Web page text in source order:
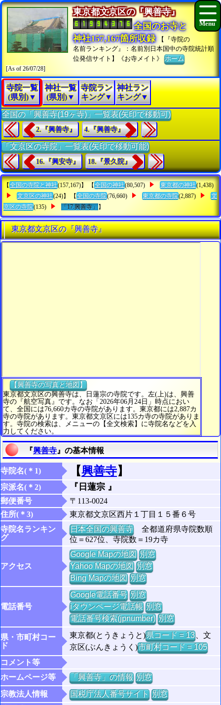
東京都文京区の『興善寺』
全国のお寺と
神社157,167箇所収録
【『寺院の
名前ランキング』：名前別日本国中の寺院統計順
位発信サイト】《お寺メイト》ホーム
[As of 26/07/28]
寺院一覧
(県別)▼
神社一覧
(県別)▼
寺院ラン
キング▼
神社ラン
キング▼
全国の「興善寺(19ヶ寺)」一覧表(矢印で移動可)
2.『興善寺』 4.『興善寺』
「文京区の寺院」一覧表(矢印で移動可能)
16.『興安寺』 18.『景久院』
【 全国の寺院と神社(157,167)】 【 全国の神社(80,507) 東京都の神社(1,438)
文京区の神社(24)】 【 全国の寺院(76,660) 東京都の寺院(2,887)
文
京区の寺院(135) 「17.興善寺」 】
東京都文京区の『興善寺』
【興善寺の写真と地図】
東京都文京区の興善寺は、日蓮宗の寺院です。左(上)は、興善
寺の『航空写真』です。なお「2026年06月24日」時点におい
て、全国には76,660カ寺の寺院があります。東京都には2,887カ
寺の寺院があります。東京都文京区には135カ寺の寺院がありま
す。寺院の検索は、メニューの【全文検索】に寺院名などを入
力してください。
『興善寺 』の基本情報
寺院名(＊1) 【興善寺】
宗派名(＊2) 『日蓮宗 』
郵便番号
〒113-0024
住所(＊3)
東京都文京区西片１丁目１５番６号
寺院名ランキン
グ
日本全国の興善寺全都道府県寺院数順
位＝627位、寺院数＝19カ寺
アクセス
Google Mapの地図 別窓
Yahoo Mapの地図 別窓
Bing Mapの地図 別窓
電話番号
Google電話番号 別窓
iタウンページ電話帳 別窓
電話番号検索(jpnumber) 別窓
県・市町村コー
ド
東京都(とうきょうと)県コード = 13、文
京区(ぶんきょうく)市町村コード = 105
コメント等
ホームページ等
「興善寺」の情報 別窓
宗教法人情報
国税庁法人番号サイト 別窓